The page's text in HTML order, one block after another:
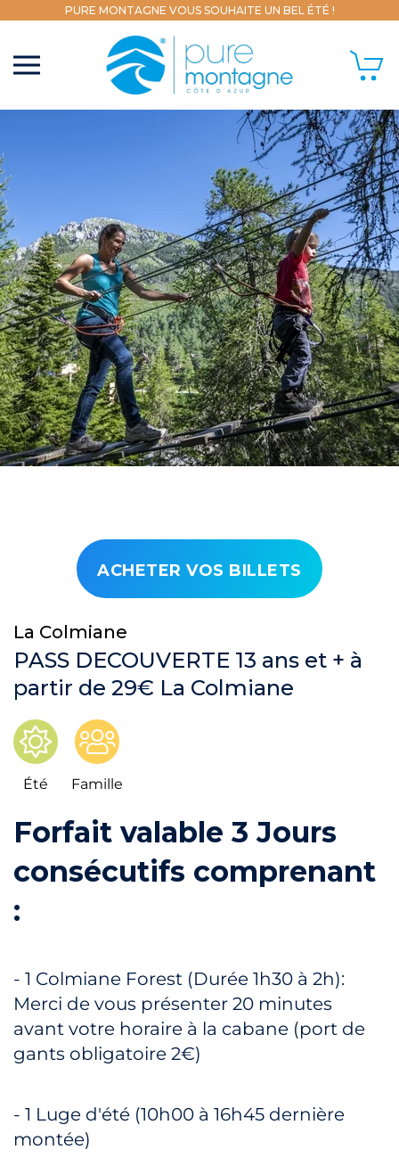
PURE MONTAGNE VOUS SOUHAITE UN BEL ÉTÉ !
ACHETER VOS BILLETS
La Colmiane
PASS DECOUVERTE 13 ans et + à
partir de 29€ La Colmiane
Été Famille
Forfait valable 3 Jours
consécutifs comprenant
:
- 1 Colmiane Forest (Durée 1h30 à 2h):
Merci de vous présenter 20 minutes
avant votre horaire à la cabane (port de
gants obligatoire 2€)
- 1 Luge d'été (10h00 à 16h45 dernière
montée)